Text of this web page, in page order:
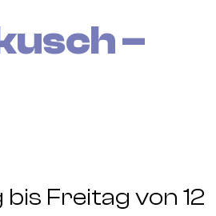
–
Freitag von 12